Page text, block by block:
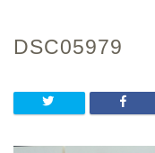
DSC05979